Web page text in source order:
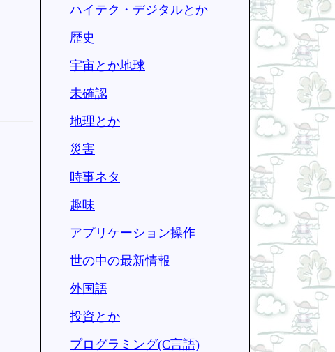
ハイテク・デジタルとか
歴史
宇宙とか地球
未確認
地理とか
災害
時事ネタ
趣味
アプリケーション操作
世の中の最新情報
外国語
投資とか
プログラミング(C言語)